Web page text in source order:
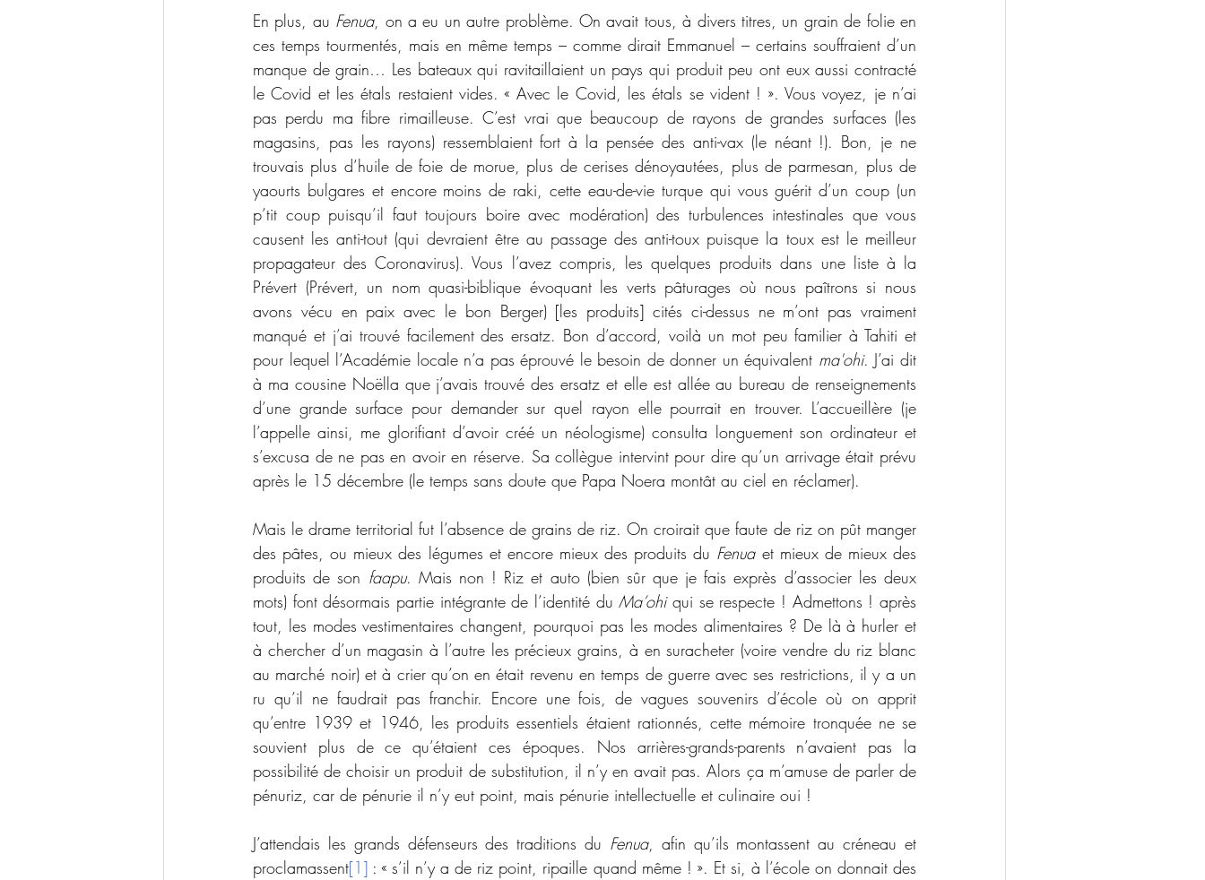
En plus, au Fenua, on a eu un autre problème. On avait tous, à divers titres, un grain de folie en
ces temps tourmentés, mais en même temps – comme dirait Emmanuel – certains souffraient d’un
manque de grain… Les bateaux qui ravitaillaient un pays qui produit peu ont eux aussi contracté
le Covid et les étals restaient vides. « Avec le Covid, les étals se vident ! ». Vous voyez, je n’ai
pas perdu ma fibre rimailleuse. C’est vrai que beaucoup de rayons de grandes surfaces (les
magasins, pas les rayons) ressemblaient fort à la pensée des anti-vax (le néant !). Bon, je ne
trouvais plus d’huile de foie de morue, plus de cerises dénoyautées, plus de parmesan, plus de
yaourts bulgares et encore moins de raki, cette eau-de-vie turque qui vous guérit d’un coup (un
p’tit coup puisqu’il faut toujours boire avec modération) des turbulences intestinales que vous
causent les anti-tout (qui devraient être au passage des anti-toux puisque la toux est le meilleur
propagateur des Coronavirus). Vous l’avez compris, les quelques produits dans une liste à la
Prévert (Prévert, un nom quasi-biblique évoquant les verts pâturages où nous paîtrons si nous
avons vécu en paix avec le bon Berger) [les produits] cités ci-dessus ne m’ont pas vraiment
manqué et j’ai trouvé facilement des ersatz. Bon d’accord, voilà un mot peu familier à Tahiti et
pour lequel l’Académie locale n’a pas éprouvé le besoin de donner un équivalent ma'ohi. J’ai dit
à ma cousine Noëlla que j’avais trouvé des ersatz et elle est allée au bureau de renseignements
d’une grande surface pour demander sur quel rayon elle pourrait en trouver. L’accueillère (je
l’appelle ainsi, me glorifiant d’avoir créé un néologisme) consulta longuement son ordinateur et
s’excusa de ne pas en avoir en réserve. Sa collègue intervint pour dire qu’un arrivage était prévu
après le 15 décembre (le temps sans doute que Papa Noera montât au ciel en réclamer).
Mais le drame territorial fut l’absence de grains de riz. On croirait que faute de riz on pût manger
des pâtes, ou mieux des légumes et encore mieux des produits du Fenua et mieux de mieux des
produits de son faapu. Mais non ! Riz et auto (bien sûr que je fais exprès d’associer les deux
mots) font désormais partie intégrante de l’identité du Ma’ohi qui se respecte ! Admettons ! après
tout, les modes vestimentaires changent, pourquoi pas les modes alimentaires ? De là à hurler et
à chercher d’un magasin à l’autre les précieux grains, à en suracheter (voire vendre du riz blanc
au marché noir) et à crier qu’on en était revenu en temps de guerre avec ses restrictions, il y a un
ru qu’il ne faudrait pas franchir. Encore une fois, de vagues souvenirs d’école où on apprit
qu’entre 1939 et 1946, les produits essentiels étaient rationnés, cette mémoire tronquée ne se
souvient plus de ce qu’étaient ces époques. Nos arrières-grands-parents n’avaient pas la
possibilité de choisir un produit de substitution, il n’y en avait pas. Alors ça m’amuse de parler de
pénuriz, car de pénurie il n’y eut point, mais pénurie intellectuelle et culinaire oui !
J’attendais les grands défenseurs des traditions du Fenua, afin qu’ils montassent au créneau et
proclamassent[1] : « s’il n’y a de riz point, ripaille quand même ! ». Et si, à l’école on donnait des